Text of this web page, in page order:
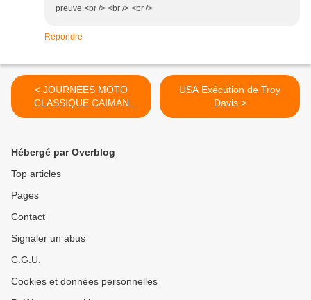
preuve.<br /> <br /> <br />
Répondre
< JOURNEES MOTO
CLASSIQUE CAIMAN
CROIX en TERNOIS 2011
USA Exécution de Troy
Davis >
Hébergé par Overblog
Top articles
Pages
Contact
Signaler un abus
C.G.U.
Cookies et données personnelles